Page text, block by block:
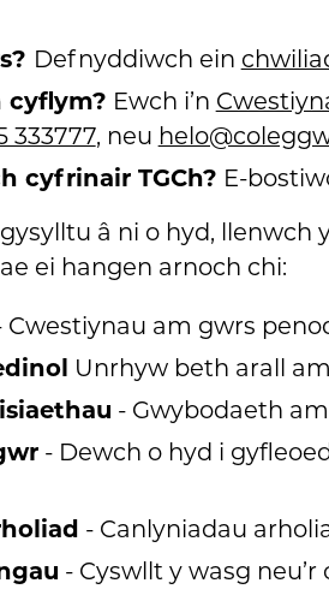
Defnyddiwch ein
cyflym? Ewch i’n
333777, neu
cyfrinair TGCh? E-
â ni o hyd, llenwch
ei hangen arnoch chi:
am gwrs
Unrhyw beth arall
- Gwybodaeth
- Dewch o hyd i
- Canlyniadau
- Cyswllt y wasg